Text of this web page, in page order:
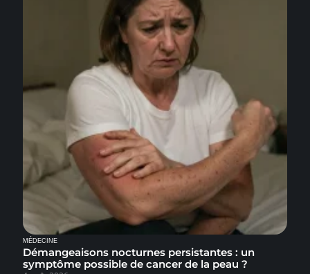
MÉDECINE
Démangeaisons nocturnes persistantes : un
symptôme possible de cancer de la peau ?